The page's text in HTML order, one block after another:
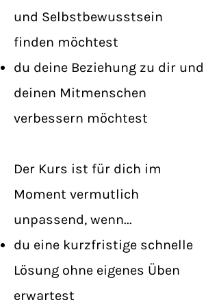
und Selbstbewusstsein
finden möchtest
du deine Beziehung zu dir und
deinen Mitmenschen
verbessern möchtest
Der Kurs ist für dich im
Moment vermutlich
unpassend, wenn...
du eine kurzfristige schnelle
Lösung ohne eigenes Üben
erwartest